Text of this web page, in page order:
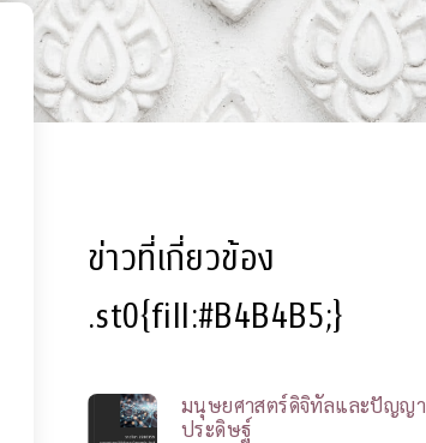
ข่าวที่เกี่ยวข้อง
.st0{fill:#B4B4B5;}
มนุษยศาสตร์ดิจิทัลและปัญญา
ประดิษฐ์